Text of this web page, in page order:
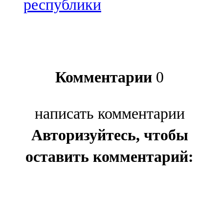
республики
Комментарии 0
написать комментарии
Авторизуйтесь, чтобы
оставить комментарий: